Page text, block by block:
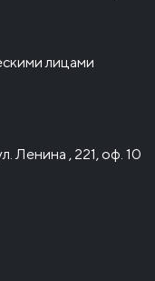
лицами
Ленина , 221, оф. 10